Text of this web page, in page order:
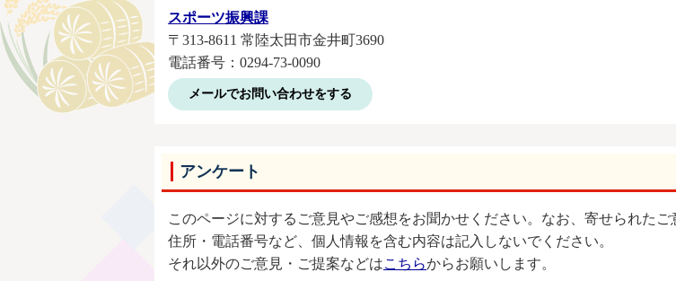
スポーツ振興課
〒313-8611 常陸太田市金井町3690
電話番号：0294-73-0090
メールでお問い合わせをする
アンケート
このページに対するご意見やご感想をお聞かせください。なお、寄せられたご
住所・電話番号など、個人情報を含む内容は記入しないでください。
それ以外のご意見・ご提案などはこちらからお願いします。